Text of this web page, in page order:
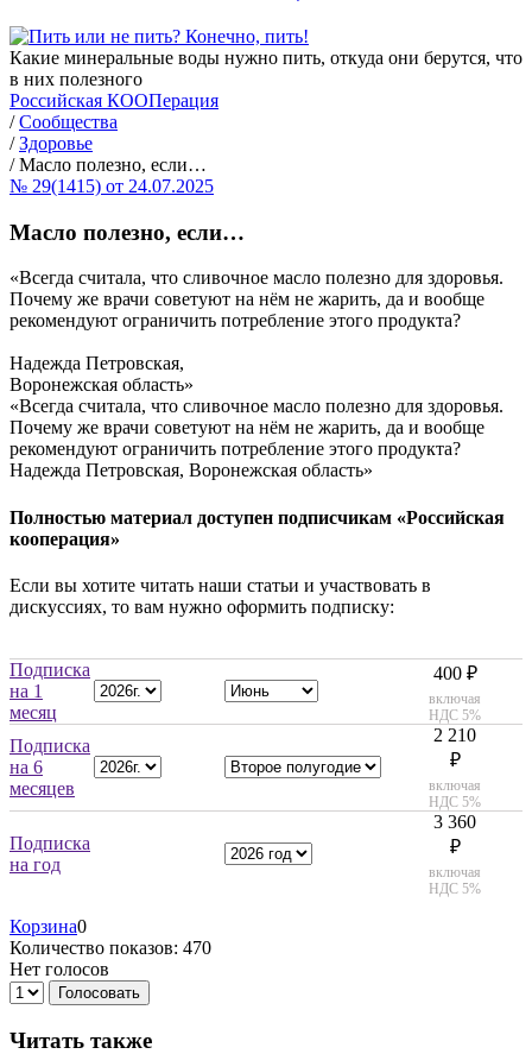
Какие минеральные воды нужно пить, откуда они берутся, что
в них полезного
Российская КООПерация
/ Сообщества
/ Здоровье
/ Масло полезно, если…
№ 29(1415) от 24.07.2025
Масло полезно, если…
«Всегда считала, что сливочное масло полезно для здоровья.
Почему же врачи советуют на нём не жарить, да и вообще
рекомендуют ограничить потребление этого продукта?
Надежда Петровская,
Воронежская область»
«Всегда считала, что сливочное масло полезно для здоровья.
Почему же врачи советуют на нём не жарить, да и вообще
рекомендуют ограничить потребление этого продукта?
Надежда Петровская, Воронежская область»
Полностью материал доступен подписчикам «Российская
кооперация»
Если вы хотите читать наши статьи и участвовать в
дискуссиях, то вам нужно оформить подписку:
Подписка
на 1
месяц
400 ₽
включая
НДС 5%
Подписка
на 6
месяцев
2 210
₽
включая
НДС 5%
Подписка
на год
3 360
₽
включая
НДС 5%
Корзина0
Количество показов: 470
Нет голосов
Голосовать
Читать также